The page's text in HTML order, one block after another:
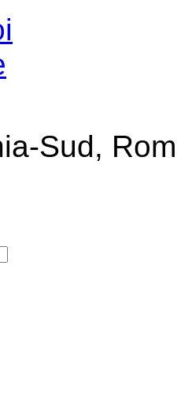
Sud,